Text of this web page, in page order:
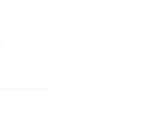
via X - U verlaat
via Facebook - U
nieuwsbericht via e-mail
dit nieuwsbericht via LinkedIn - U